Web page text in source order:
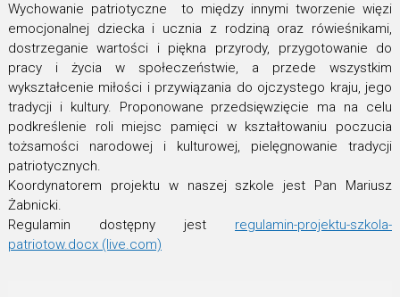
Wychowanie patriotyczne to między innymi tworzenie więzi
emocjonalnej dziecka i ucznia z rodziną oraz rówieśnikami,
dostrzeganie wartości i piękna przyrody, przygotowanie do
pracy i życia w społeczeństwie, a przede wszystkim
wykształcenie miłości i przywiązania do ojczystego kraju, jego
tradycji i kultury. Proponowane przedsięwzięcie ma na celu
podkreślenie roli miejsc pamięci w kształtowaniu poczucia
tożsamości narodowej i kulturowej, pielęgnowanie tradycji
patriotycznych.
Koordynatorem projektu w naszej szkole jest Pan Mariusz
Żabnicki.
Regulamin dostępny jest regulamin-projektu-szkola-
patriotow.docx (live.com)